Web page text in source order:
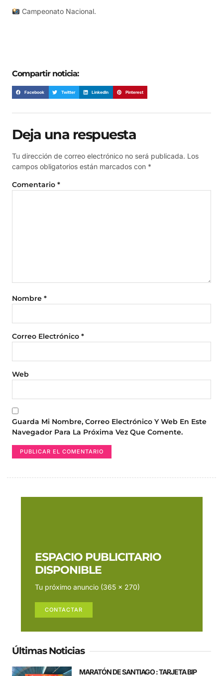
Campeonato Nacional.
Compartir noticia:
Facebook Twitter LinkedIn Pinterest
Deja una respuesta
Tu dirección de correo electrónico no será publicada. Los
campos obligatorios están marcados con *
Comentario *
Nombre *
Correo Electrónico *
Web
Guarda Mi Nombre, Correo Electrónico Y Web En Este
Navegador Para La Próxima Vez Que Comente.
ESPACIO PUBLICITARIO
DISPONIBLE
Tu próximo anuncio (365 x 270)
CONTACTAR
Últimas Noticias
MARATÓN DE SANTIAGO : TARJETA BIP